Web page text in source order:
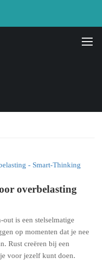
overbelasting
is een stelselmatige
op momenten dat je nee
Rust creëren bij een
voor jezelf kunt doen.